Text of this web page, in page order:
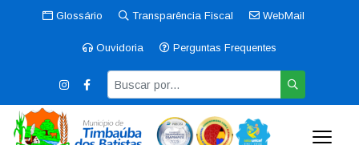
Glossário Transparência Fiscal WebMail
Ouvidoria Perguntas Frequentes